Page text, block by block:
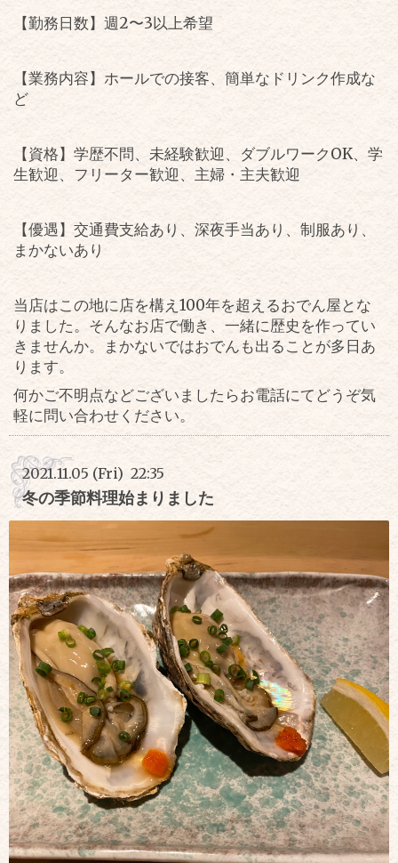
【勤務日数】週2〜3以上希望
【業務内容】ホールでの接客、簡単なドリンク作成な
ど
【資格】学歴不問、未経験歓迎、ダブルワークOK、学
生歓迎、フリーター歓迎、主婦・主夫歓迎
【優遇】交通費支給あり、深夜手当あり、制服あり、
まかないあり
当店はこの地に店を構え 100年を超えるおでん屋とな
りました。そんなお店で働き、一緒に歴史を作ってい
きませんか。まかないではおでんも出ることが多日あ
ります。
何かご不明点などございましたらお電話にてどうぞ気
軽に問い合わせください。
2021.11.05 (Fri) 22:35
冬の季節料理始まりました